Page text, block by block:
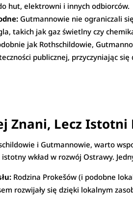
hut, elektrowni i innych odbiorców.
Gutmannowie nie ograniczali
takich jak gaz świetlny czy
jak Rothschildowie,
publicznej, przyczyniając
Znani, Lecz Istotni
i Gutmannowie, warto
wkład w rozwój Ostrawy.
Rodzina Prokešów (i podobne
rozwijały się dzięki lokalnym